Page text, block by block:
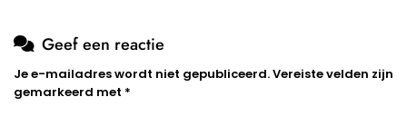
Geef een reactie
Je e-mailadres wordt niet gepubliceerd.Vereiste velden zijn
gemarkeerd met *